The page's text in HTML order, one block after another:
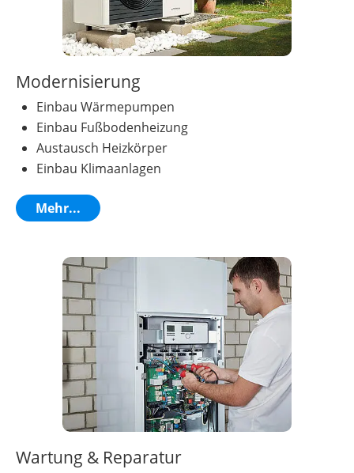
Modernisierung
Einbau Wärmepumpen
Einbau Fußbodenheizung
Austausch Heizkörper
Einbau Klimaanlagen
Mehr...
Wartung & Reparatur